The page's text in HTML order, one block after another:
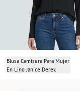
Blusa Camisera Para Mujer
En Lino Janice Derek